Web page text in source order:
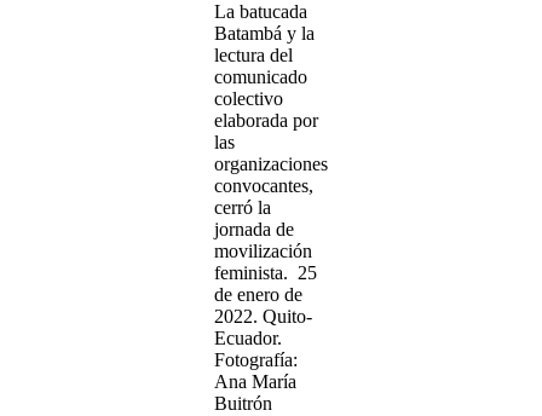
La batucada
Batambá y la
lectura del
comunicado
colectivo
elaborada por
las
organizaciones
convocantes,
cerró la
jornada de
movilización
feminista. 25
de enero de
2022. Quito-
Ecuador.
Fotografía:
Ana María
Buitrón